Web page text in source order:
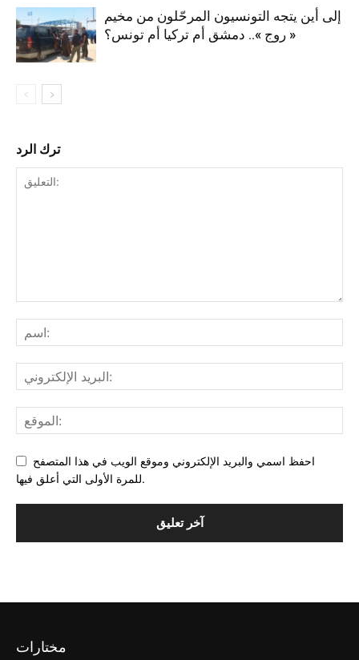
إلى أين يتجه التونسيون المرحّلون من مخيم
« روج ».. دمشق أم تركيا أم تونس؟
ترك الرد
احفظ اسمي والبريد الإلكتروني وموقع الويب في هذا المتصفح
للمرة الأولى التي أعلق فيها.
مختارات